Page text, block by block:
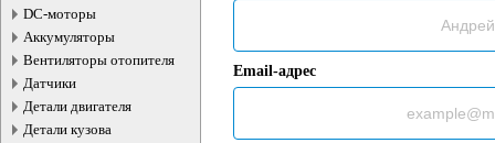
DC-моторы
Аккумуляторы
Вентиляторы отопителя
Датчики
Детали двигателя
Детали кузова
Email-адрес